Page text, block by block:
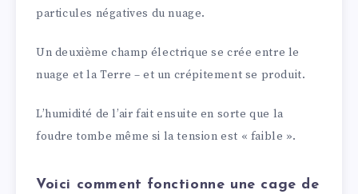
particules négatives du nuage.
Un deuxième champ électrique se crée entre le
nuage et la Terre – et un crépitement se produit.
L’humidité de l’air fait ensuite en sorte que la
foudre tombe même si la tension est « faible ».
Voici comment fonctionne une cage de